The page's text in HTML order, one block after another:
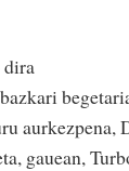
dira
aurkezpena,
gauean,